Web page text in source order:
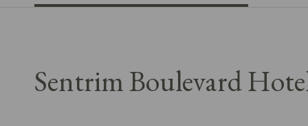
Sentrim Boulevard